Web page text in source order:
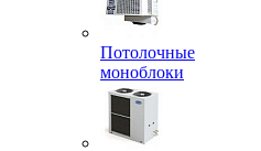
Потолочные
моноблоки